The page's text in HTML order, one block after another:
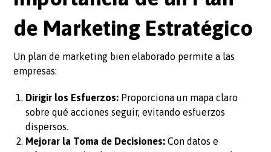
de Marketing Estratégico
Un plan de marketing bien elaborado permite a las
empresas:
Dirigir los Esfuerzos: Proporciona un mapa claro
sobre qué acciones seguir, evitando esfuerzos
dispersos.
Mejorar la Toma de Decisiones: Con datos e